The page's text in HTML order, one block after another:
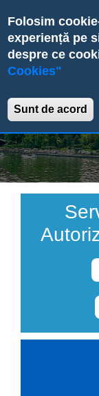
Folosim
experiență pe
despre ce
Cookies"
Sunt de acord
to
main
content